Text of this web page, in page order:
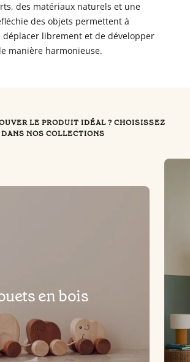
des matériaux naturels et une
des objets permettent à
déplacer librement et de développer
manière harmonieuse.
LE PRODUIT IDÉAL ? CHOISISSEZ
DANS NOS COLLECTIONS
en bois